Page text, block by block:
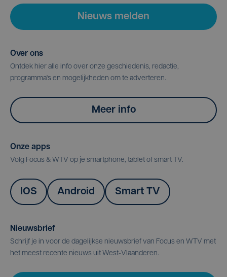
Nieuws melden
Over ons
Ontdek hier alle info over onze geschiedenis, redactie,
programma's en mogelijkheden om te adverteren.
Meer info
Onze apps
Volg Focus & WTV op je smartphone, tablet of smart TV.
IOS Android Smart TV
Nieuwsbrief
Schrijf je in voor de dagelijkse nieuwsbrief van Focus en WTV met
het meest recente nieuws uit West-Vlaanderen.